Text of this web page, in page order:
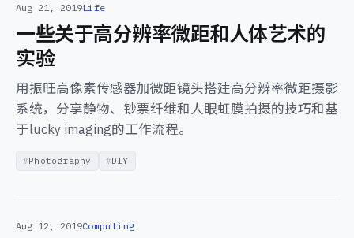
Aug 21, 2019Life
一些关于高分辨率微距和人体艺术的
实验
用振旺高像素传感器加微距镜头搭建高分辨率微距摄影
系统，分享静物、钞票纤维和人眼虹膜拍摄的技巧和基
于lucky imaging的工作流程。
Photography DIY
Aug 12, 2019Computing